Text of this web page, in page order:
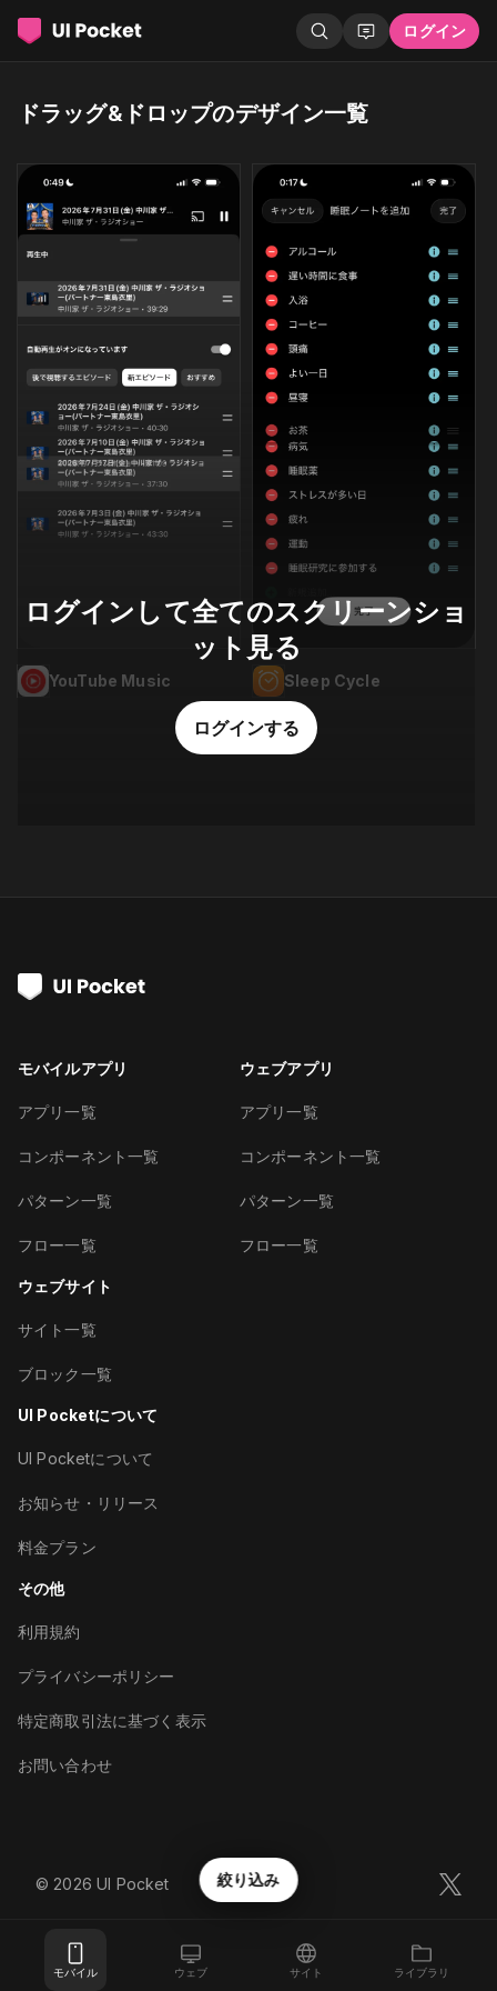
ログイン
モバイル ウェブ サイト ライブラリ
絞り込み
ドラッグ&ドロップのデザイン一覧
YouTube Music Sleep Cycle
ログインして全てのスクリーンショ
ット見る
ログインする
モバイルアプリ
アプリ一覧
コンポーネント一覧
パターン一覧
フロー一覧
ウェブアプリ
アプリ一覧
コンポーネント一覧
パターン一覧
フロー一覧
ウェブサイト
サイト一覧
ブロック一覧
UI Pocketについて
UI Pocketについて
お知らせ・リリース
料金プラン
その他
利用規約
プライバシーポリシー
特定商取引法に基づく表示
お問い合わせ
©︎ 2026 UI Pocket